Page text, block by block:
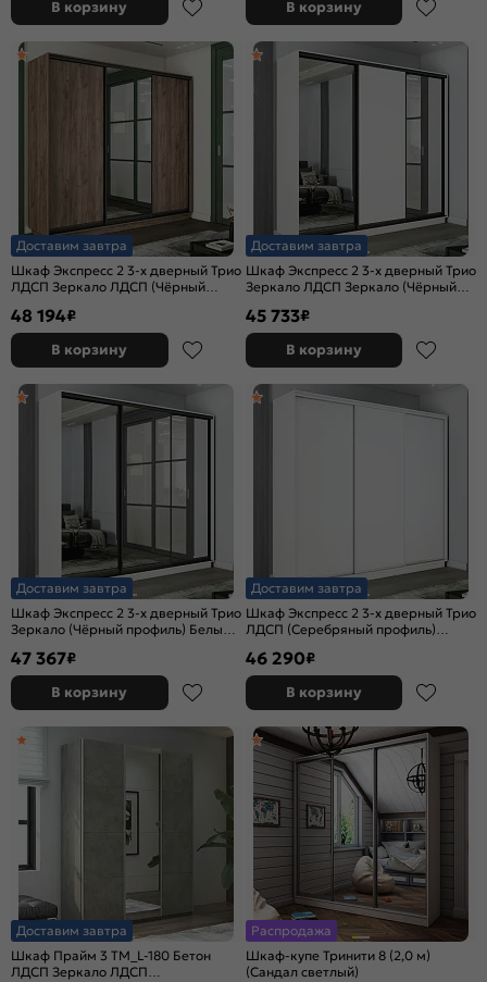
В корзину В корзину
Доставим завтра
Шкаф Экспресс 2 3-х дверный Трио
ЛДСП Зеркало ЛДСП (Чёрный
1800x2400x600
48 194₽
В корзину
Доставим завтра
Шкаф Экспресс 2 3-х дверный Трио
Зеркало ЛДСП Зеркало (Чёрный
1800x2200x600
45 733₽
В корзину
Доставим завтра
Шкаф Экспресс 2 3-х дверный Трио
Зеркало (Чёрный профиль) Белый
47 367₽
В корзину
Доставим завтра
Шкаф Экспресс 2 3-х дверный Трио
ЛДСП (Серебряный профиль)
46 290₽
В корзину
Доставим завтра
Шкаф Прайм 3 TM_L-180 Бетон
ЛДСП Зеркало ЛДСП
Распродажа
Шкаф-купе Тринити 8 (2,0 м)
(Сандал светлый)